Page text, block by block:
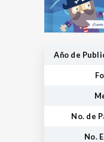
Año de
No. de
No.